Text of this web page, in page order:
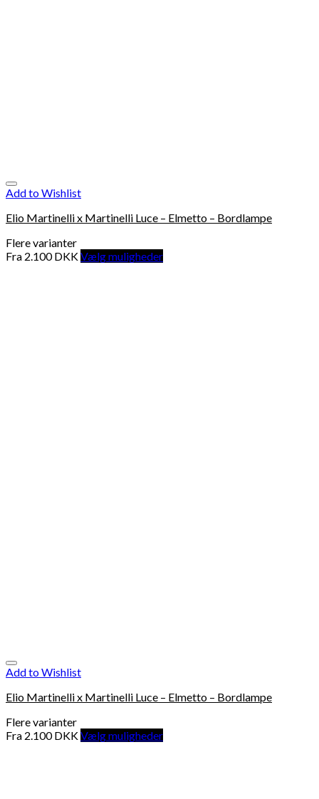
Add to Wishlist
Elio Martinelli x Martinelli Luce – Elmetto – Bordlampe
Flere varianter
Fra 2.100DKKVælg muligheder
Add to Wishlist
Elio Martinelli x Martinelli Luce – Elmetto – Bordlampe
Flere varianter
Fra 2.100DKKVælg muligheder